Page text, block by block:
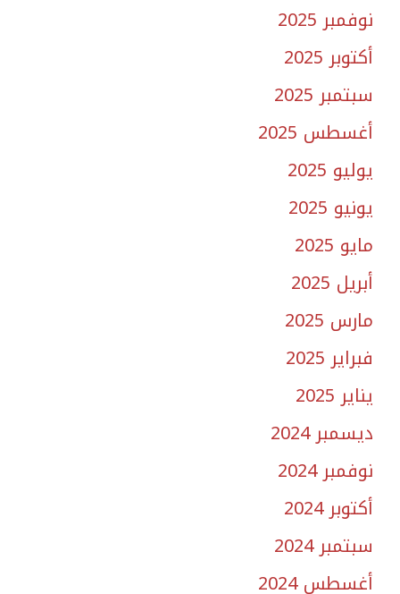
نوفمبر 2025
أكتوبر 2025
سبتمبر 2025
أغسطس 2025
يوليو 2025
يونيو 2025
مايو 2025
أبريل 2025
مارس 2025
فبراير 2025
يناير 2025
ديسمبر 2024
نوفمبر 2024
أكتوبر 2024
سبتمبر 2024
أغسطس 2024